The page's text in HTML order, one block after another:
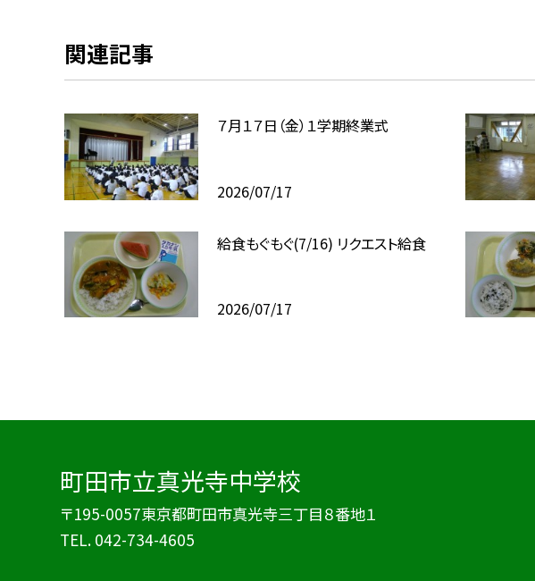
関連記事
７月１７日（金）１学期終業式
2026/07/17
給食もぐもぐ(7/16) リクエスト給食
2026/07/17
町田市立真光寺中学校
〒195-0057東京都町田市真光寺三丁目８番地１
TEL. 042-734-4605